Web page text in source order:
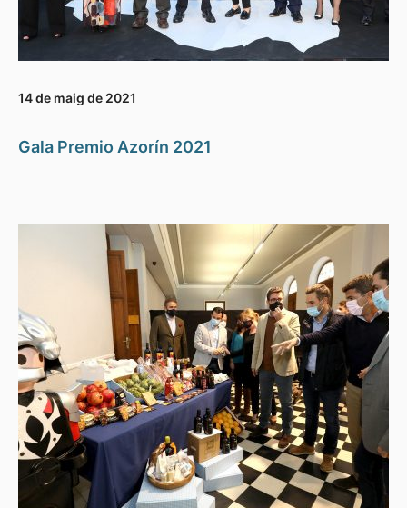
14 de maig de 2021
Gala Premio Azorín 2021